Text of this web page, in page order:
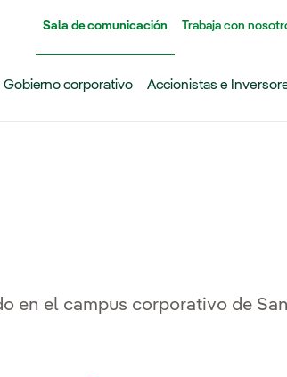
Sala de comunicación Trabaja con
Gobierno corporativo Accionistas e
en el campus corporativo de